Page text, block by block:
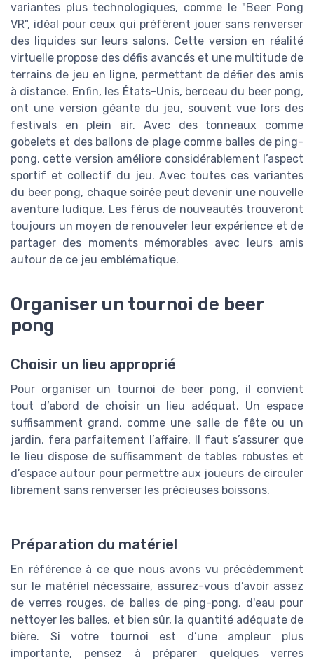
variantes plus technologiques, comme le "Beer Pong
VR", idéal pour ceux qui préfèrent jouer sans renverser
des liquides sur leurs salons. Cette version en réalité
virtuelle propose des défis avancés et une multitude de
terrains de jeu en ligne, permettant de défier des amis
à distance. Enfin, les États-Unis, berceau du beer pong,
ont une version géante du jeu, souvent vue lors des
festivals en plein air. Avec des tonneaux comme
gobelets et des ballons de plage comme balles de ping-
pong, cette version améliore considérablement l’aspect
sportif et collectif du jeu. Avec toutes ces variantes
du beer pong, chaque soirée peut devenir une nouvelle
aventure ludique. Les férus de nouveautés trouveront
toujours un moyen de renouveler leur expérience et de
partager des moments mémorables avec leurs amis
autour de ce jeu emblématique.
Organiser un tournoi de beer
pong
Choisir un lieu approprié
Pour organiser un tournoi de beer pong, il convient
tout d’abord de choisir un lieu adéquat. Un espace
suffisamment grand, comme une salle de fête ou un
jardin, fera parfaitement l’affaire. Il faut s’assurer que
le lieu dispose de suffisamment de tables robustes et
d’espace autour pour permettre aux joueurs de circuler
librement sans renverser les précieuses boissons.
Préparation du matériel
En référence à ce que nous avons vu précédemment
sur le matériel nécessaire, assurez-vous d’avoir assez
de verres rouges, de balles de ping-pong, d'eau pour
nettoyer les balles, et bien sûr, la quantité adéquate de
bière. Si votre tournoi est d’une ampleur plus
importante, pensez à préparer quelques verres